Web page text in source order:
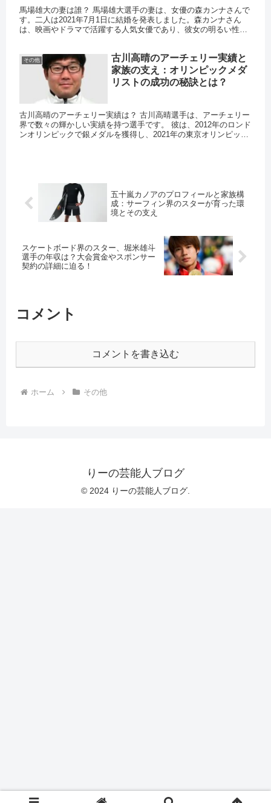
馬場雄大の妻は誰？ 馬場雄大選手の妻は、女優の森カンナさんで
す。二人は2021年7月1日に結婚を発表しました。森カンナさん
は、映画やドラマで活躍する人気女優であり、彼女の明るい性格
その他
古川高晴のアーチェリー実績と
家族の支え：オリンピックメダ
リストの成功の秘訣とは？
古川高晴のアーチェリー実績は？ 古川高晴選手は、アーチェリー
界で数々の輝かしい実績を持つ選手です。 彼は、2012年のロンド
ンオリンピックで銀メダルを獲得し、2021年の東京オリンピック
五十嵐カノアのプロフィールと家族構
成：サーフィン界のスターが育った環
境とその支え
スケートボード界のスター、堀米雄斗
選手の年収は？大会賞金やスポンサー
契約の詳細に迫る！
コメント
コメントを書き込む
ホーム その他
りーの芸能人ブログ
© 2024 りーの芸能人ブログ.